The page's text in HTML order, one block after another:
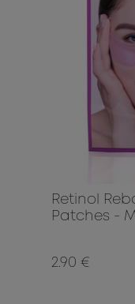
Retinol
Patches -
2.90 €